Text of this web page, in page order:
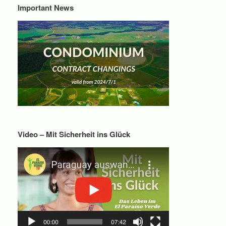
Important News
Video – Mit Sicherheit ins Glück